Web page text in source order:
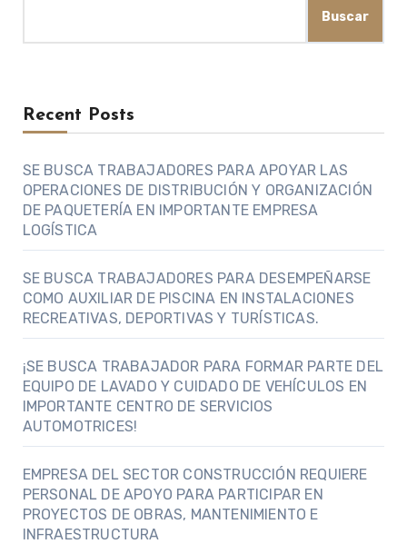
Buscar
Recent Posts
SE BUSCA TRABAJADORES PARA APOYAR LAS
OPERACIONES DE DISTRIBUCIÓN Y ORGANIZACIÓN
DE PAQUETERÍA EN IMPORTANTE EMPRESA
LOGÍSTICA
SE BUSCA TRABAJADORES PARA DESEMPEÑARSE
COMO AUXILIAR DE PISCINA EN INSTALACIONES
RECREATIVAS, DEPORTIVAS Y TURÍSTICAS.
¡SE BUSCA TRABAJADOR PARA FORMAR PARTE DEL
EQUIPO DE LAVADO Y CUIDADO DE VEHÍCULOS EN
IMPORTANTE CENTRO DE SERVICIOS
AUTOMOTRICES!
EMPRESA DEL SECTOR CONSTRUCCIÓN REQUIERE
PERSONAL DE APOYO PARA PARTICIPAR EN
PROYECTOS DE OBRAS, MANTENIMIENTO E
INFRAESTRUCTURA